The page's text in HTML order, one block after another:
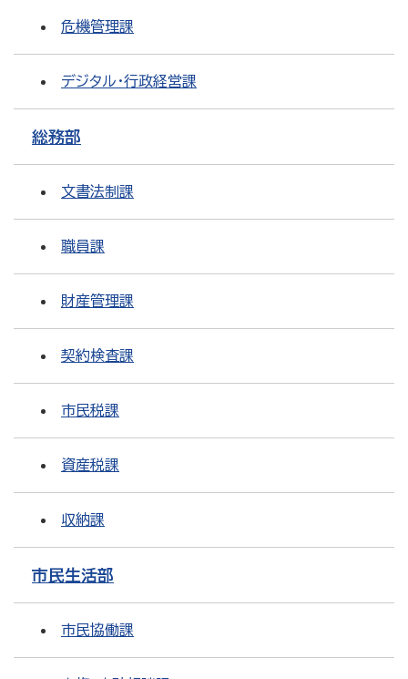
危機管理課
デジタル・行政経営課
総務部
文書法制課
職員課
財産管理課
契約検査課
市民税課
資産税課
収納課
市民生活部
市民協働課